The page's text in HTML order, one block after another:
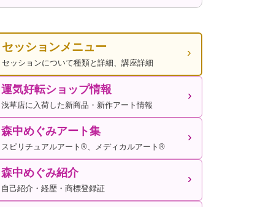
セッションメニュー
セッションについて種類と詳細、講座詳細
運気好転ショップ情報
浅草店に入荷した新商品・新作アート情報
森中めぐみアート集
スピリチュアルアート®、メディカルアート®
森中めぐみ紹介
自己紹介・経歴・商標登録証